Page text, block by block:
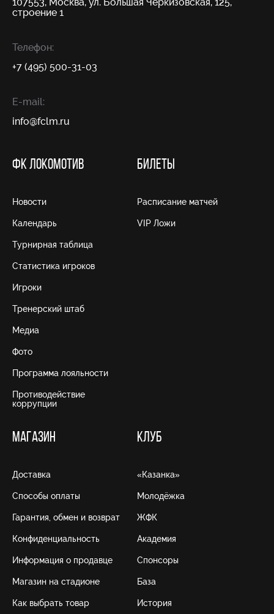
строение 1
Телефон:
+7 (495) 500-31-03
E-mail:
info@fсlm.ru
ФК ЛОКОМОТИВ
Новости
Календарь
Турнирная таблица
Статистика игроков
Игроки
Тренерский штаб
Медиа
Фото
Программа лояльности
Противодействие
коррупции
БИЛЕТЫ
Расписание матчей
VIP Ложи
МАГАЗИН
Доставка
Способы оплаты
Гарантия, обмен и возврат
Конфиденциальность
Информация о продавце
Магазин на стадионе
Как выбрать товар
КЛУБ
«Казанка»
Молодёжка
ЖФК
Академия
Спонсоры
База
История